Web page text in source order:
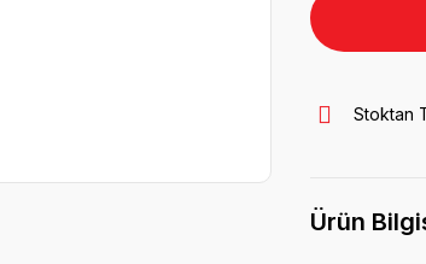
Stoktan
Ürün